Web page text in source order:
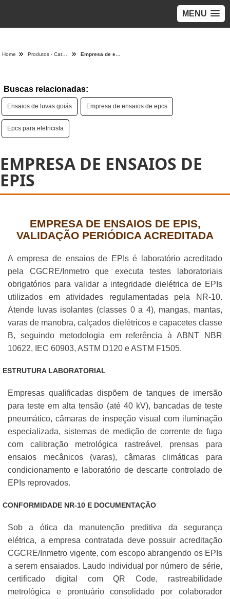
MENU
Home
Buscas relacionadas:
Ensaios de luvas goiás Empresa de ensaios de epcs
Epcs para eletricista
EMPRESA DE ENSAIOS DE
EPIS
EMPRESA DE ENSAIOS DE EPIS,
VALIDAÇÃO PERIÓDICA ACREDITADA
A empresa de ensaios de EPIs é laboratório acreditado
pela CGCRE/Inmetro que executa testes laboratoriais
obrigatórios para validar a integridade dielétrica de EPIs
utilizados em atividades regulamentadas pela NR-10.
Atende luvas isolantes (classes 0 a 4), mangas, mantas,
varas de manobra, calçados dielétricos e capacetes classe
B, seguindo metodologia em referência à ABNT NBR
10622, IEC 60903, ASTM D120 e ASTM F1505.
ESTRUTURA LABORATORIAL
Empresas qualificadas dispõem de tanques de imersão
para teste em alta tensão (até 40 kV), bancadas de teste
pneumático, câmaras de inspeção visual com iluminação
especializada, sistemas de medição de corrente de fuga
com calibração metrológica rastreável, prensas para
ensaios mecânicos (varas), câmaras climáticas para
condicionamento e laboratório de descarte controlado de
EPIs reprovados.
CONFORMIDADE NR-10 E DOCUMENTAÇÃO
Sob a ótica da manutenção preditiva da segurança
elétrica, a empresa contratada deve possuir acreditação
CGCRE/Inmetro vigente, com escopo abrangendo os EPIs
a serem ensaiados. Laudo individual por número de série,
certificado digital com QR Code, rastreabilidade
metrológica e prontuário consolidado por colaborador